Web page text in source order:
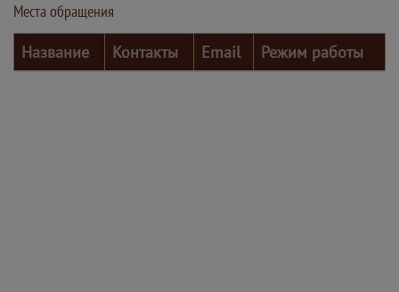
Места обращения
Название
Контакты Email Режим работы